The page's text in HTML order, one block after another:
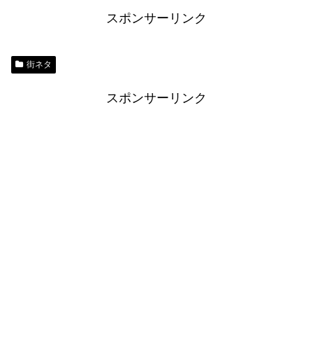
スポンサーリンク
街ネタ
スポンサーリンク